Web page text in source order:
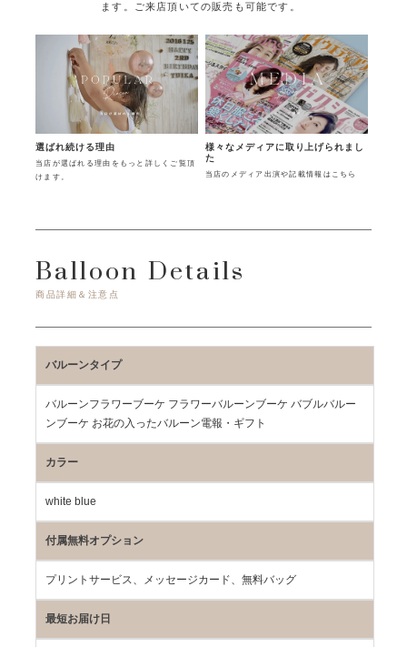
ます。ご来店頂いての販売も可能です。
選ばれ続ける理由
当店が選ばれる理由をもっと詳しくご覧頂
けます。
様々なメディアに取り上げられまし
た
当店のメディア出演や記載情報はこちら
Balloon Details
商品詳細＆注意点
バルーンタイプ
バルーンフラワーブーケ フラワーバルーンブーケ バブルバルー
ンブーケ お花の入ったバルーン電報・ギフト
カラー
white blue
付属無料オプション
プリントサービス、メッセージカード、無料バッグ
最短お届け日